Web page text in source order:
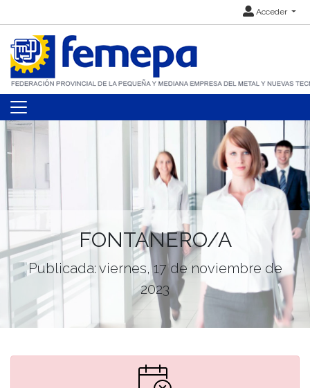
Acceder
FONTANERO/A
Publicada: viernes, 17 de noviembre de
2023